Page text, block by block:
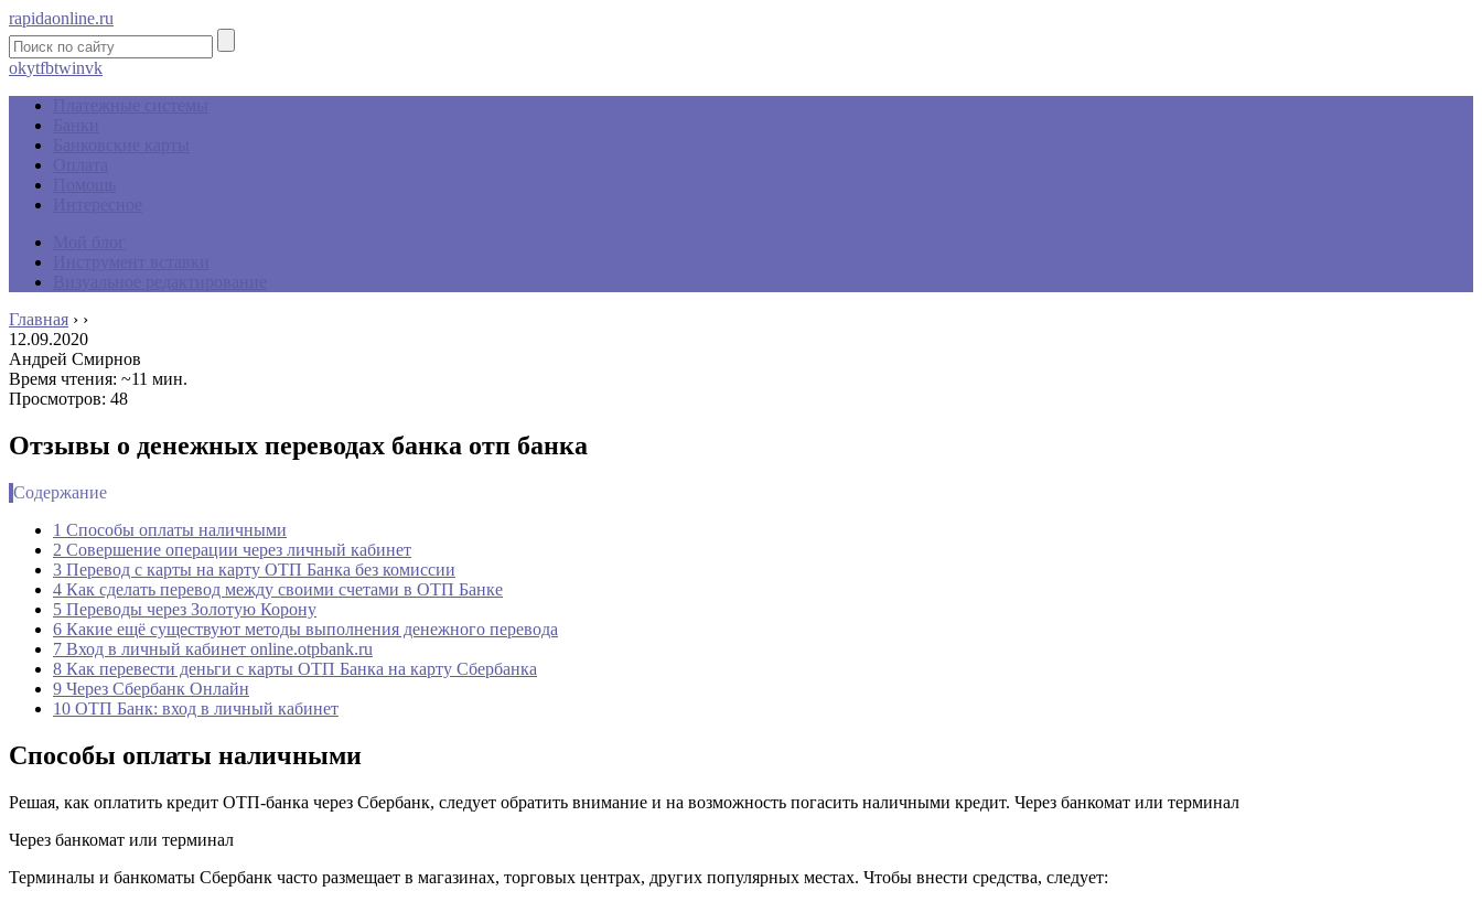
rapidaonline.ru
okytfbtwinvk
Главная › ›
12.09.2020
Андрей Смирнов
Время чтения: ~11 мин.
Просмотров: 48
Отзывы о денежных переводах банка отп банка
Содержание
1 Способы оплаты наличными
2 Совершение операции через личный кабинет
3 Перевод с карты на карту ОТП Банка без комиссии
4 Как сделать перевод между своими счетами в ОТП Банке
5 Переводы через Золотую Корону
6 Какие ещё существуют методы выполнения денежного перевода
7 Вход в личный кабинет online.otpbank.ru
8 Как перевести деньги с карты ОТП Банка на карту Сбербанка
9 Через Сбербанк Онлайн
10 ОТП Банк: вход в личный кабинет
Способы оплаты наличными
Решая, как оплатить кредит ОТП-банка через Сбербанк, следует обратить внимание и на возможность погасить наличными кредит. Через банкомат или терминал
Через банкомат или терминал
Терминалы и банкоматы Сбербанк часто размещает в магазинах, торговых центрах, других популярных местах. Чтобы внести средства, следует: